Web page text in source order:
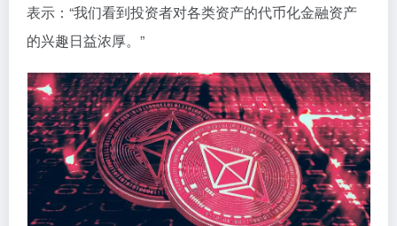
表示：“我们看到投资者对各类资产的代币化金融资产
的兴趣日益浓厚。”